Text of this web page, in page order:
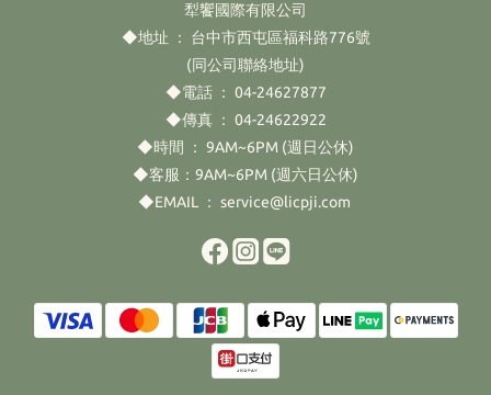
犁饗國際有限公司
◆地址 ： 台中市西屯區福科路776號
(同公司聯絡地址)
◆電話 ： 04-24627877
◆傳真 ： 04-24622922
◆時間 ： 9AM~6PM (週日公休)
◆客服：9AM~6PM (週六日公休)
◆EMAIL ： service@licpji.com